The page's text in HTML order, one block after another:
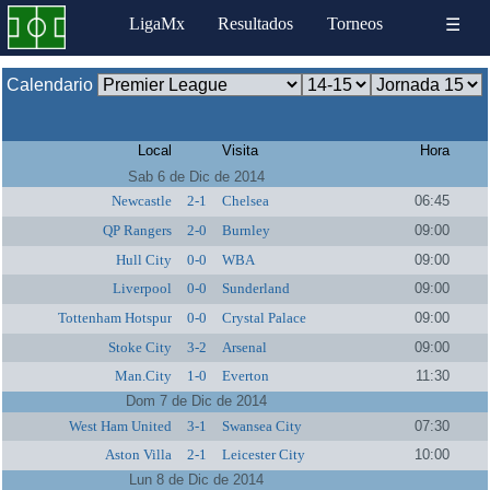
LigaMx Resultados Torneos ☰
Calendario
Local Visita
Hora
Sab 6 de Dic de 2014
Newcastle
2-1 Chelsea
06:45
QP Rangers
2-0 Burnley
09:00
Hull City
0-0 WBA
09:00
Liverpool
0-0 Sunderland
09:00
Tottenham Hotspur
0-0 Crystal Palace
09:00
Stoke City
3-2 Arsenal
09:00
Man.City
1-0 Everton
11:30
Dom 7 de Dic de 2014
West Ham United
3-1 Swansea City
07:30
Aston Villa
2-1 Leicester City
10:00
Lun 8 de Dic de 2014